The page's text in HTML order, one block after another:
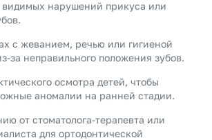
нарушений прикуса или
с жеванием, речью или гигиеной
за неправильного положения зубов.
осмотра детей, чтобы
аномалии на ранней стадии.
от стоматолога-терапевта или
для ортодонтической